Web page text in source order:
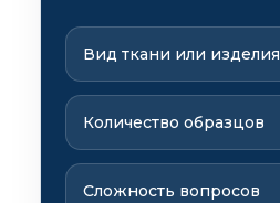
Вид ткани или изделия
Количество образцов
Сложность вопросов